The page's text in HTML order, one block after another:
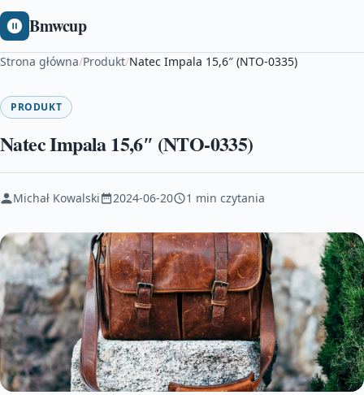
Bmwcup
Strona główna/Produkt/Natec Impala 15,6″ (NTO-0335)
PRODUKT
Natec Impala 15,6″ (NTO-0335)
Michał Kowalski 2024-06-20 1 min czytania